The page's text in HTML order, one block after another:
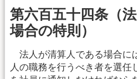
第六百五十四条（
場合の特則）
法人が清算人である場合に
人の職務を行うべき者を選